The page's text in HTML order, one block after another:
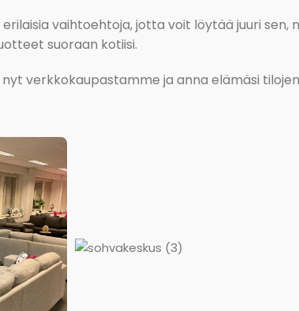
vaihtoehtoja, jotta voit löytää juuri sen,
suoraan kotiisi.
verkkokaupastamme ja anna elämäsi tilojen